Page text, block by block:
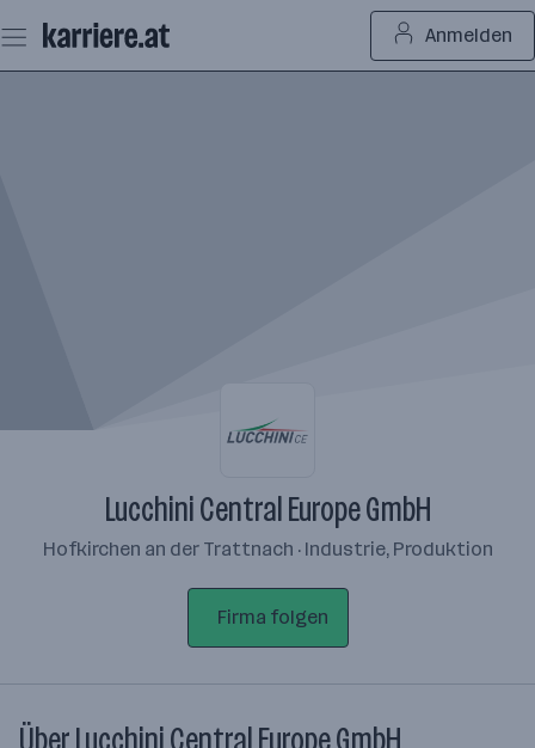
Seiteninhalt
springen
Anmelden
Lucchini Central Europe GmbH
Hofkirchen an der Trattnach · Industrie, Produktion
Firma folgen